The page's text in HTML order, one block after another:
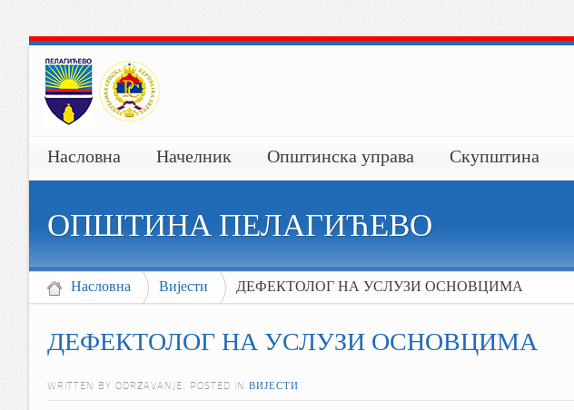
Насловна Начелник Општинска управа Скупштина
ОПШТИНА ПЕЛАГИЋЕВО
Насловна Вијести ДЕФЕКТОЛОГ НА УСЛУЗИ ОСНОВЦИМА
ДЕФЕКТОЛОГ НА УСЛУЗИ ОСНОВЦИМА
WRITTEN BY ODRZAVANJE. POSTED IN ВИЈЕСТИ